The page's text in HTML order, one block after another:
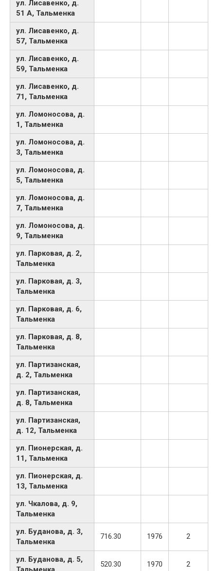
ул. Лисавенко, д.
51 А, Тальменка
ул. Лисавенко, д.
57, Тальменка
ул. Лисавенко, д.
59, Тальменка
ул. Лисавенко, д.
71, Тальменка
ул. Ломоносова, д.
1, Тальменка
ул. Ломоносова, д.
3, Тальменка
ул. Ломоносова, д.
5, Тальменка
ул. Ломоносова, д.
7, Тальменка
ул. Ломоносова, д.
9, Тальменка
ул. Парковая, д. 2,
Тальменка
ул. Парковая, д. 3,
Тальменка
ул. Парковая, д. 6,
Тальменка
ул. Парковая, д. 8,
Тальменка
ул. Партизанская,
д. 2, Тальменка
ул. Партизанская,
д. 8, Тальменка
ул. Партизанская,
д. 12, Тальменка
ул. Пионерская, д.
11, Тальменка
ул. Пионерская, д.
13, Тальменка
ул. Чкалова, д. 9,
Тальменка
ул. Буданова, д. 3,
Тальменка
716.30 1976 2
ул. Буданова, д. 5,
520.30 1970 2